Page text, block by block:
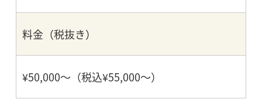
料金（税抜き）
¥50,000～（税込¥55,000～）